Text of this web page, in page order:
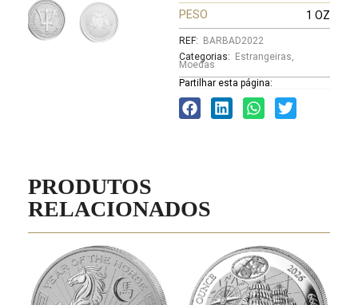
PESO 1 OZ
REF:
BARBAD2022
Categorias:
Estrangeiras,
Moedas
Partilhar esta página:
PRODUTOS
RELACIONADOS